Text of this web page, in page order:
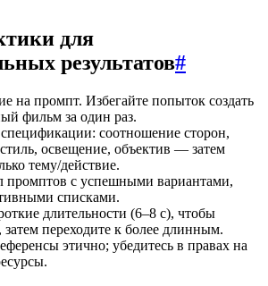
для
результатов#
на промпт. Избегайте попыток создать
фильм за один раз.
соотношение сторон,
освещение, объектив — затем
тему/действие.
промптов с успешными вариантами,
списками.
длительности (6–8 с), чтобы
затем переходите к более длинным.
этично; убедитесь в правах на